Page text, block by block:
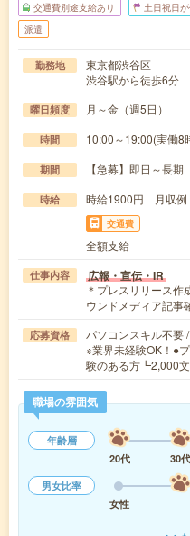
交通費別途支給あり 土日祝日
派遣
勤務地
東京都渋谷区
渋谷駅から徒歩6分
曜日頻度 月～金（週5日）
時間 10:00～19:00(実働
期間 【急募】即日～長
時給 時給1900円 月収例
交通費
全額支給
仕事内容 広報・宣伝・IR
＊プレスリリース作
ウンドメディア記
応募資格
パソコンスキル不要
※業界未経験OK！●
験のある方┗2,000
職場の雰囲気
年齢層
20代
30代
男女比率
女性